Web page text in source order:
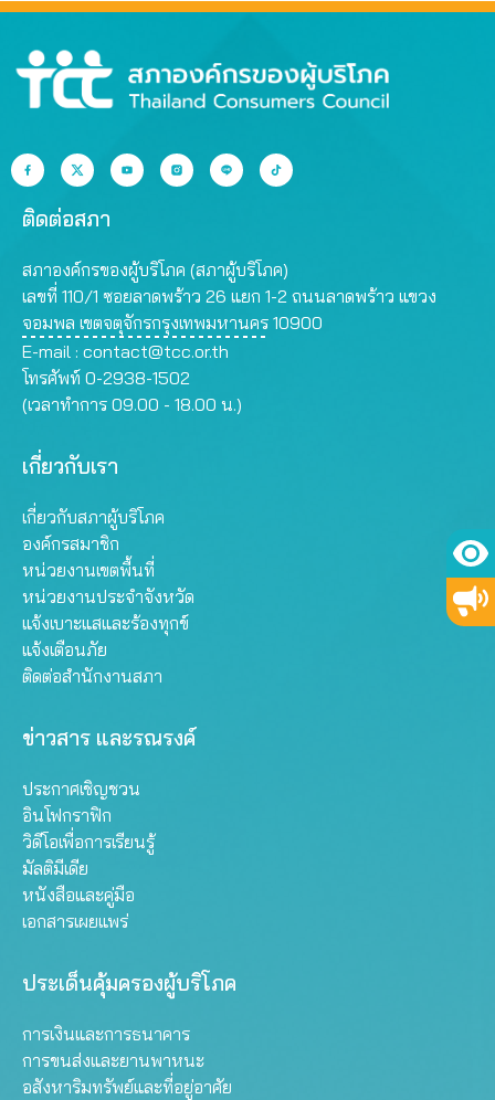
ติดต่อสภา
สภาองค์กรของผู้บริโภค (สภาผู้บริโภค)
เลขที่ 110/1 ซอยลาดพร้าว 26 แยก 1-2 ถนนลาดพร้าว แขวง
จอมพล เขตจตุจักรกรุงเทพมหานคร 10900
E-mail : contact@tcc.or.th
โทรศัพท์ 0-2938-1502
(เวลาทำการ 09.00 - 18.00 น.)
เกี่ยวกับเรา
เกี่ยวกับสภาผู้บริโภค
องค์กรสมาชิก
หน่วยงานเขตพื้นที่
หน่วยงานประจำจังหวัด
แจ้งเบาะแสและร้องทุกข์
แจ้งเตือนภัย
ติดต่อสำนักงานสภา
ข่าวสาร และรณรงค์
ประกาศเชิญชวน
อินโฟกราฟิก
วิดีโอเพื่อการเรียนรู้
มัลติมีเดีย
หนังสือและคู่มือ
เอกสารเผยแพร่
ประเด็นคุ้มครองผู้บริโภค
การเงินและการธนาคาร
การขนส่งและยานพาหนะ
อสังหาริมทรัพย์และที่อยู่อาศัย